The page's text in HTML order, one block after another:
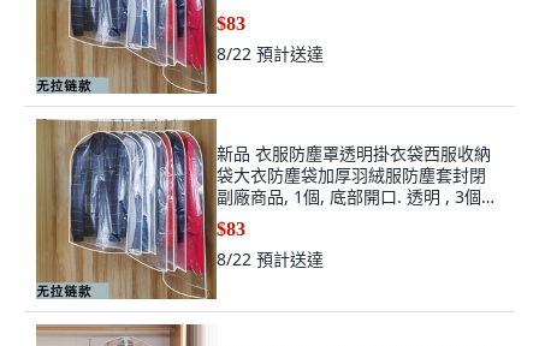
60*45cm 兒童款
$83
8/22 預計送達
新品 衣服防塵罩透明掛衣袋西服收納
袋大衣防塵袋加厚羽絨服防塵套封閉
副廠商品, 1個, 底部開口. 透明 , 3個
60*45cm 兒童款
$83
8/22 預計送達